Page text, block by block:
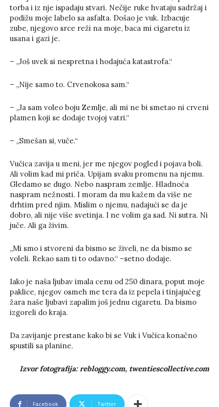
torba i iz nje ispadaju stvari. Nečije ruke hvataju sadržaj i
podižu moje labelo sa asfalta. Došao je vuk. Izbacuje
zube, njegovo srce reži na moje, baca mi cigaretu iz
usana i gazi je.
– „Još uvek si nespretna i hodajuća katastrofa.“
– „Nije samo to. Crvenokosa sam.“
– „Ja sam voleo boju Zemlje, ali mi ne bi smetao ni crveni
plamen koji se dodaje tvojoj vatri.“
– „Smešan si, vuče.“
Vučica zavija u meni, jer me njegov pogled i pojava boli.
Ali volim kad mi priča. Upijam svaku promenu na njemu.
Gledamo se dugo. Nebo naspram zemlje. Hladnoća
naspram nežnosti. I moram da mu kažem da više ne
drhtim pred njim. Mislim o njemu, nadajući se da je
dobro, ali nije više svetinja. I ne volim ga sad. Ni sutra. Ni
juče. Ali ga živim.
„Mi smo i stvoreni da bismo se živeli, ne da bismo se
voleli. Rekao sam ti to odavno.“ –setno dodaje.
Iako je naša ljubav imala cenu od 250 dinara, poput moje
paklice, njegov osmeh me tera da iz pepela i tinjajućeg
žara naše ljubavi zapalim još jednu cigaretu. Da bismo
izgoreli do kraja.
Da zavijanje prestane kako bi se Vuk i Vučica konačno
spustili sa planine.
Izvor fotografija: rebloggy.com, twentiescollective.com
Facebook Twitter